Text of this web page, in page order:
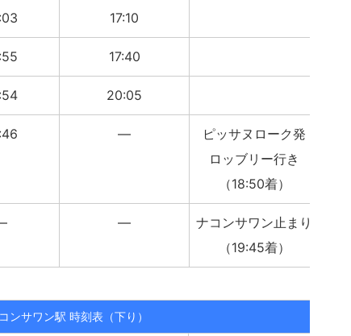
17:10
17:40
20:05
―
ピッサヌローク発
ロッブリー行き
（18:50着）
―
ナコンサワン止まり
（19:45着）
ンサワン駅 時刻表（下り）